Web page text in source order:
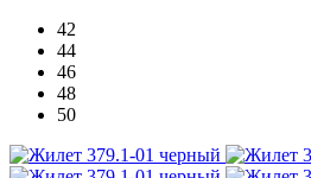
42
44
46
48
50